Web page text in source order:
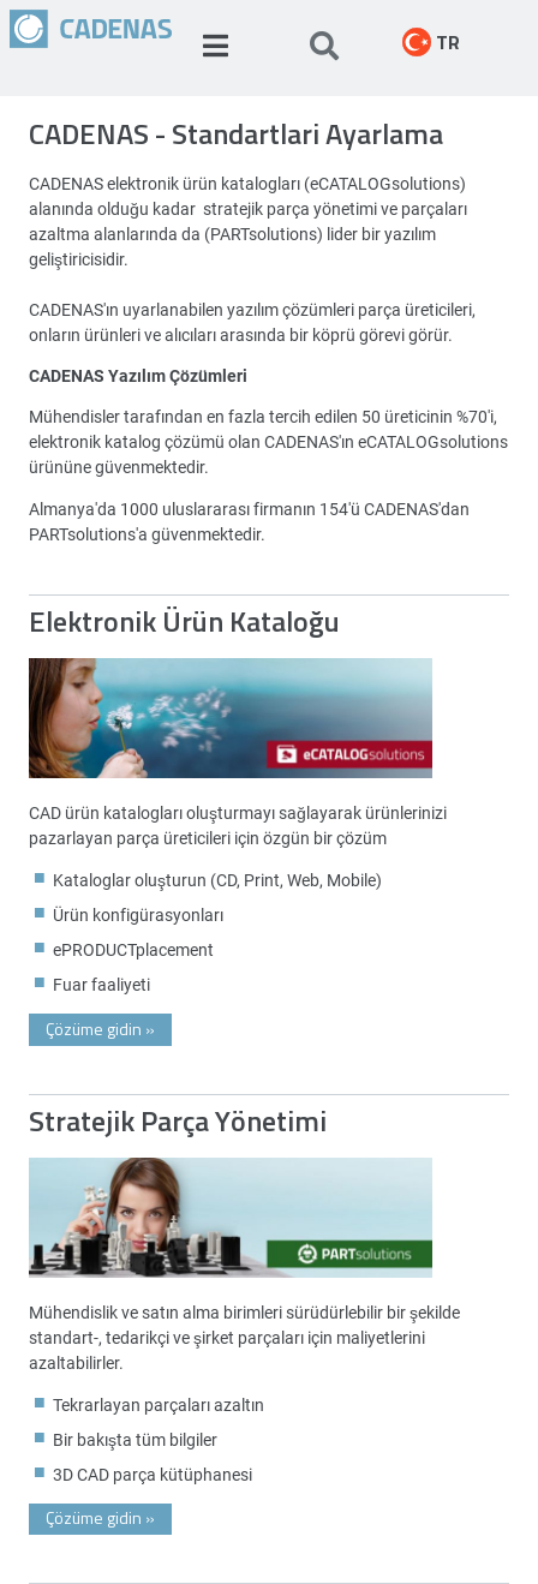
TR
CADENAS - Standartlari Ayarlama
CADENAS elektronik ürün katalogları (eCATALOGsolutions)
alanında olduğu kadar stratejik parça yönetimi ve parçaları
azaltma alanlarında da (PARTsolutions) lider bir yazılım
geliştiricisidir.
CADENAS'ın uyarlanabilen yazılım çözümleri parça üreticileri,
onların ürünleri ve alıcıları arasında bir köprü görevi görür.
CADENAS Yazılım Çözümleri
Mühendisler tarafından en fazla tercih edilen 50 üreticinin %70'i,
elektronik katalog çözümü olan CADENAS'ın eCATALOGsolutions
ürününe güvenmektedir.
Almanya'da 1000 uluslararası firmanın 154'ü CADENAS'dan
PARTsolutions'a güvenmektedir.
Elektronik Ürün Kataloğu
CAD ürün katalogları oluşturmayı sağlayarak ürünlerinizi
pazarlayan parça üreticileri için özgün bir çözüm
Kataloglar oluşturun (CD, Print, Web, Mobile)
Ürün konfigürasyonları
ePRODUCTplacement
Fuar faaliyeti
Çözüme gidin »
Stratejik Parça Yönetimi
Mühendislik ve satın alma birimleri sürüdürlebilir bir şekilde
standart-, tedarikçi ve şirket parçaları için maliyetlerini
azaltabilirler.
Tekrarlayan parçaları azaltın
Bir bakışta tüm bilgiler
3D CAD parça kütüphanesi
Çözüme gidin »